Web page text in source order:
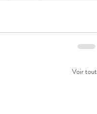
Voir tout